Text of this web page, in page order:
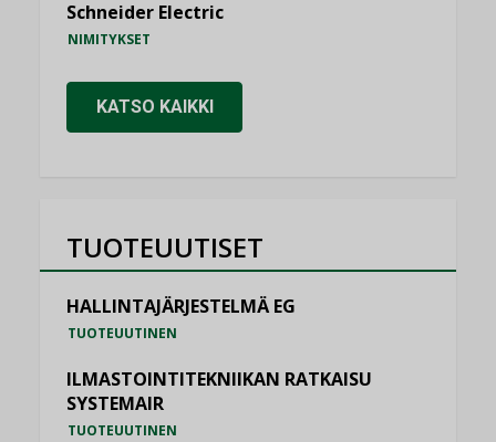
Schneider Electric
NIMITYKSET
KATSO KAIKKI
TUOTEUUTISET
HALLINTAJÄRJESTELMÄ EG
TUOTEUUTINEN
ILMASTOINTITEKNIIKAN RATKAISU
SYSTEMAIR
TUOTEUUTINEN